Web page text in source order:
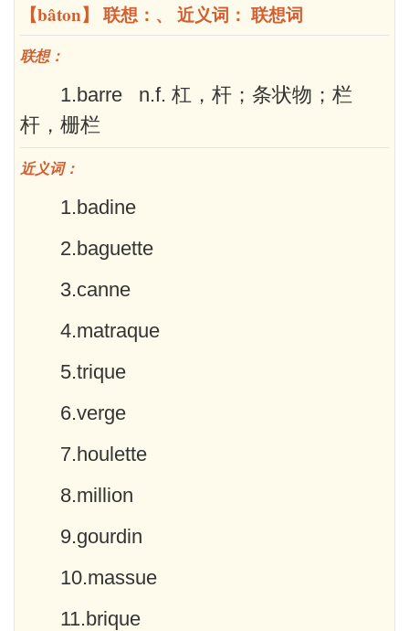
【bâton】 联想：、 近义词： 联想词
联想：
1.barre n.f. 杠，杆；条状物；栏
杆，栅栏
近义词：
1.badine
2.baguette
3.canne
4.matraque
5.trique
6.verge
7.houlette
8.million
9.gourdin
10.massue
11.brique